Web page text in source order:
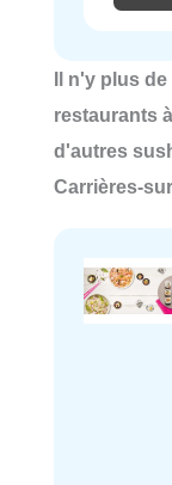
Il n'y plus
restaurants
d'autres
Carrières-